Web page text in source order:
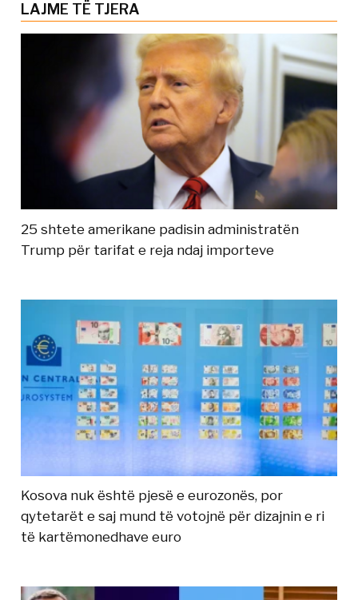
LAJME TË TJERA
25 shtete amerikane padisin administratën
Trump për tarifat e reja ndaj importeve
Kosova nuk është pjesë e eurozonës, por
qytetarët e saj mund të votojnë për dizajnin e ri
të kartëmonedhave euro